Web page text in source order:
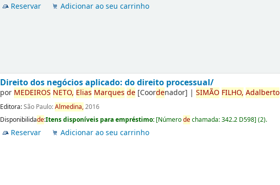
Reservar Adicionar ao seu carrinho
Direito dos negócios aplicado: do direito processual/
por MEDEIROS NETO, Elias Marques de [Coordenador] |SIMÃO FILHO, Adalberto
Editora:São Paulo:Almedina,2016
Disponibilidade:Itens disponíveis para empréstimo: [Númerodechamada:342.2 D598](2).
Reservar Adicionar ao seu carrinho